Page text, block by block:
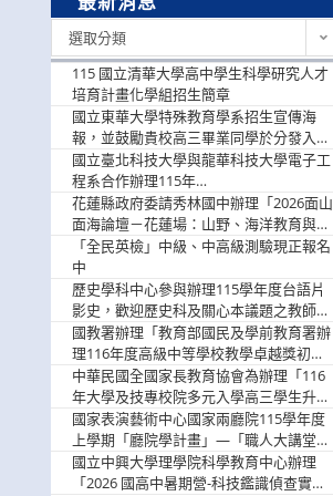
選取分類
115 國立清華大學高中學生科學研究人才
培育計畫化學組招生簡章
國立東華大學特殊教育學系招生宣傳海
報，並鼓勵貴校高三畢業同學於分發入學
階段踴躍選填。
國立臺北科技大學與龍華科技大學電子工
程系合作辦理115年
「115.08.10~08.12「AI賦能應用於智慧半
導體研習營」，歡迎學生踴躍報名參加
花蓮縣政府委請秀林國中辦理「2026面山
面海論壇－花蓮場：山野、海洋教育與戶
外安全實務課程」，歡迎踴躍報名參加
「全民英檢」中級、中高級測驗現正報名
中
歷史學科中心參與辦理115學年度台語片
影史，歡迎歷史科及關心本議題之教師踴
躍報名參加
國教署辦理「教育部國民及學前教育署辦
理116年度高級中等學校教學卓越獎初選
實施計畫」，鼓勵教師踴躍報名
中華民國全國家長教育協會為辦理「116
年大學及技專校院多元入學高三學生升學
輔導家長說明會」
國家表演藝術中心國家兩廳院115學年度
上學期「廳院學計畫」—「職人大講堂」
及「一日體驗課程」，鼓勵踴躍報名參
與。
國立中興大學理學院科學教育中心辦理
「2026 國高中暑期營-科技鑑識偵查實戰